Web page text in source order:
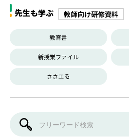
先生も学ぶ 教師向け研修資料
教育書
新授業ファイル
ささエる